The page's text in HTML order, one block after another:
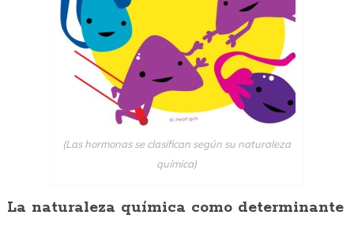
(Las hormonas se clasifican según su naturaleza
química)
La naturaleza química como determinante